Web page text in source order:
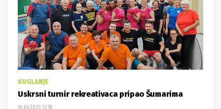
Uskrsni turnir rekreativaca pripao Šumarima